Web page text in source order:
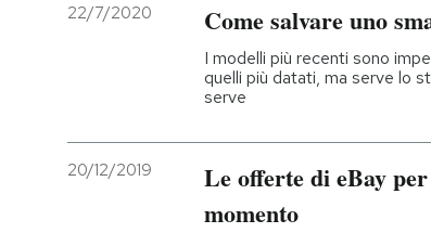
22/7/2020 Come salvare uno
I modelli più recenti sono
quelli più datati, ma serve lo
serve
20/12/2019
Le offerte di eBay
momento